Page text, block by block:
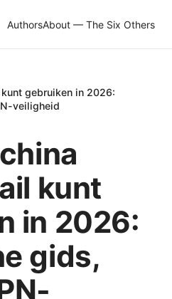
AuthorsAbout — The Six Others
gebruiken in 2026:
veiligheid
kunt
in 2026:
gids,